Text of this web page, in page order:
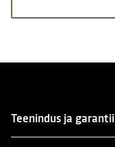
Teenindus ja garantii